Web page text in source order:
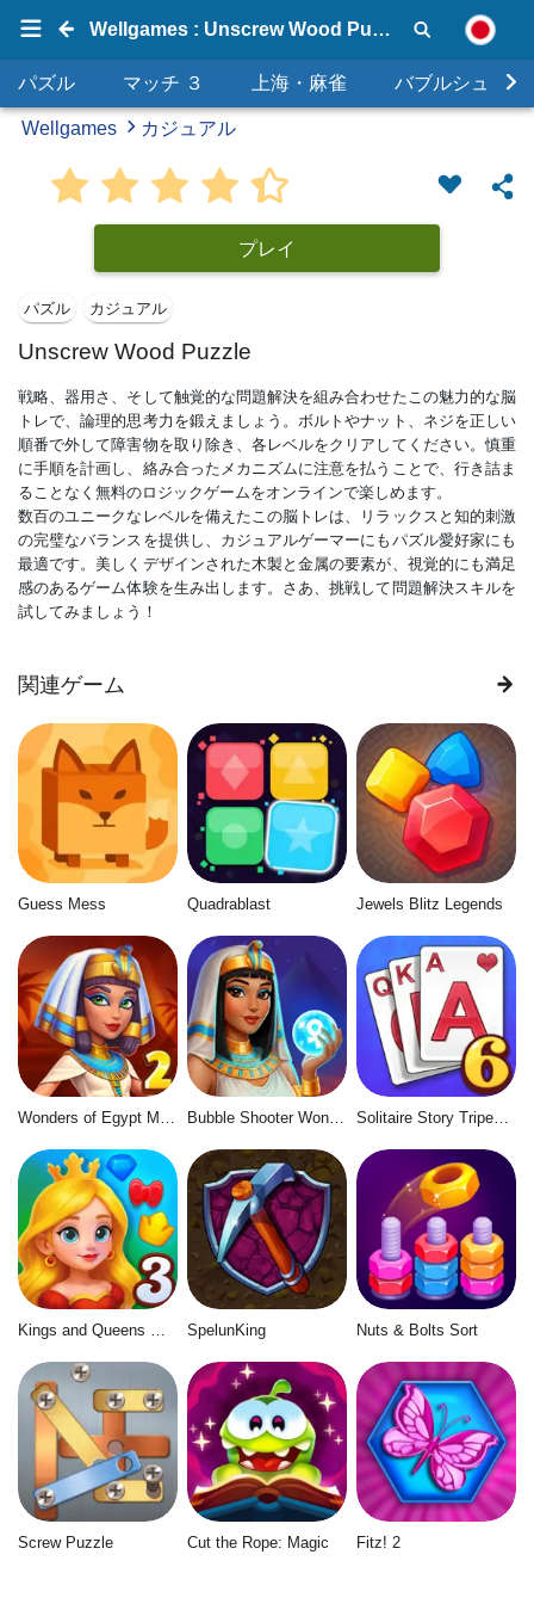
Wellgames : Unscrew Wood Puzzle
パズル マッチ ３ 上海・麻雀 バブルシュータ
Wellgames カジュアル
プレイ
パズル カジュアル
Unscrew Wood Puzzle
戦略、器用さ、そして触覚的な問題解決を組み合わせたこの魅力的な脳
トレで、論理的思考力を鍛えましょう。ボルトやナット、ネジを正しい
順番で外して障害物を取り除き、各レベルをクリアしてください。慎重
に手順を計画し、絡み合ったメカニズムに注意を払うことで、行き詰ま
ることなく無料のロジックゲームをオンラインで楽しめます。
数百のユニークなレベルを備えたこの脳トレは、リラックスと知的刺激
の完璧なバランスを提供し、カジュアルゲーマーにもパズル愛好家にも
最適です。美しくデザインされた木製と金属の要素が、視覚的にも満足
感のあるゲーム体験を生み出します。さあ、挑戦して問題解決スキルを
試してみましょう！
関連ゲーム
Guess Mess Quadrablast Jewels Blitz Legends
Bubble Shooter Wonders of Egypt Solitaire Story Tripeaks 6
SpelunKing Nuts & Bolts Sort
Screw Puzzle Cut the Rope: Magic Fitz! 2